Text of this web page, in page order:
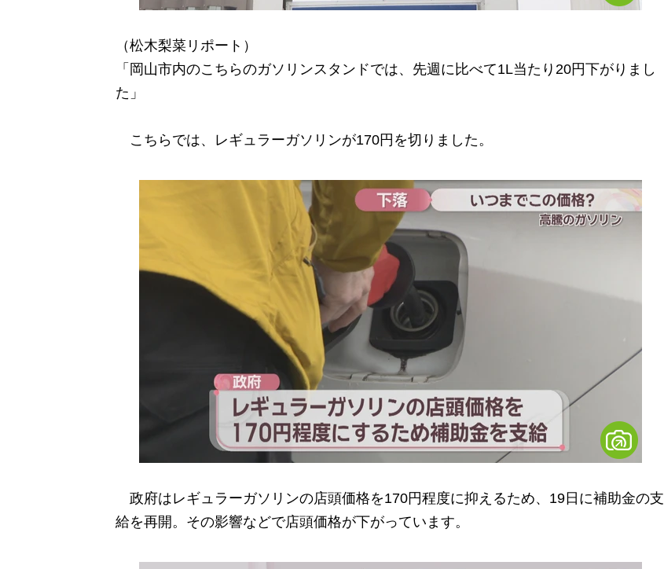
（松木梨菜リポート）
「岡山市内のこちらのガソリンスタンドでは、先週に比べて1L当たり20円下がりまし
た」
こちらでは、レギュラーガソリンが170円を切りました。
政府はレギュラーガソリンの店頭価格を170円程度に抑えるため、19日に補助金の支
給を再開。その影響などで店頭価格が下がっています。